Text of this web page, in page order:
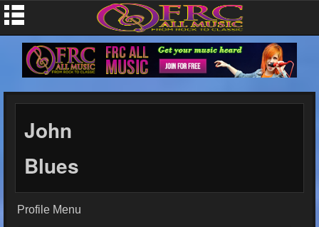
John
Blues
Profile Menu